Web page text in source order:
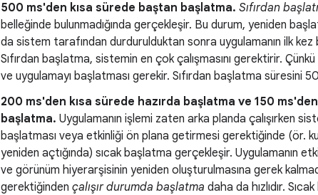
500 ms'den kısa sürede baştan başlatma. Sıfırdan
belleğinde bulunmadığında gerçekleşir. Bu durum, yeniden
da sistem tarafından durdurulduktan sonra uygulamanın ilk kez
Sıfırdan başlatma, sistemin en çok çalışmasını gerektirir.
ve uygulamayı başlatması gerekir. Sıfırdan başlatma süresini
200 ms'den kısa sürede hazırda başlatma ve 150
başlatma. Uygulamanın işlemi zaten arka planda çalışırken
başlatması veya etkinliği ön plana getirmesi gerektiğinde (ör.
yeniden açtığında) sıcak başlatma gerçekleşir. Uygulamanın
ve görünüm hiyerarşisinin yeniden oluşturulmasına gerek
gerektiğinden çalışır durumda başlatma daha da hızlıdır.